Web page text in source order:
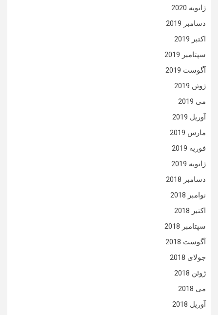
ژانویه 2020
دسامبر 2019
اکتبر 2019
سپتامبر 2019
آگوست 2019
ژوئن 2019
می 2019
آوریل 2019
مارس 2019
فوریه 2019
ژانویه 2019
دسامبر 2018
نوامبر 2018
اکتبر 2018
سپتامبر 2018
آگوست 2018
جولای 2018
ژوئن 2018
می 2018
آوریل 2018